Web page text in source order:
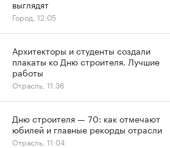
выглядят
Город, 12:05
Архитекторы и студенты создали
плакаты ко Дню строителя. Лучшие
работы
Отрасль, 11:36
Дню строителя — 70: как отмечают
юбилей и главные рекорды отрасли
Отрасль, 11:04